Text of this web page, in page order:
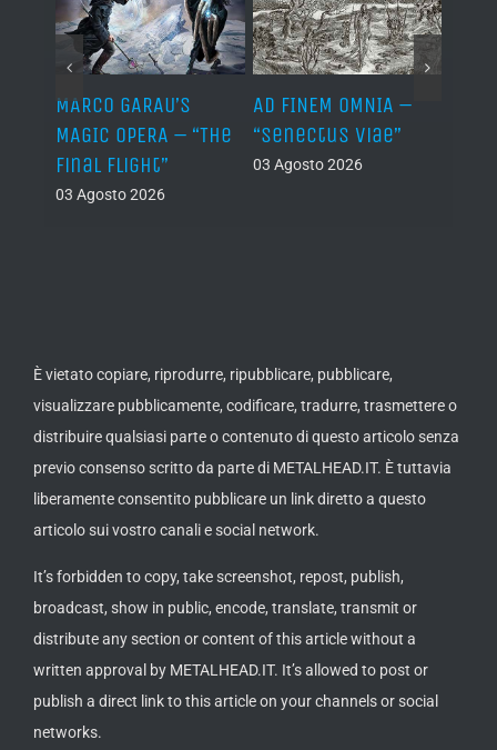
MARCO GARAU’S
MAGIC OPERA – “The
Final Flight”
03 Agosto 2026
AD FINEM OMNIA –
“Senectus Viae”
03 Agosto 2026
È vietato copiare, riprodurre, ripubblicare, pubblicare,
visualizzare pubblicamente, codificare, tradurre, trasmettere o
distribuire qualsiasi parte o contenuto di questo articolo senza
previo consenso scritto da parte di METALHEAD.IT. È tuttavia
liberamente consentito pubblicare un link diretto a questo
articolo sui vostro canali e social network.
It’s forbidden to copy, take screenshot, repost, publish,
broadcast, show in public, encode, translate, transmit or
distribute any section or content of this article without a
written approval by METALHEAD.IT. It’s allowed to post or
publish a direct link to this article on your channels or social
networks.